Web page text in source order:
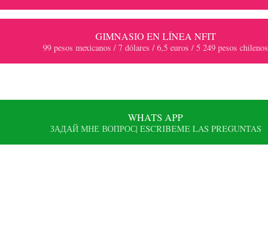
GIMNASIO EN LÍNEA NFIT
99 pesos mexicanos / 7 dólares / 6,5 euros / 5 249 pesos chilenos
WHATS APP
ЗАДАЙ МНЕ ВОПРОС| ESCRIBEME LAS PREGUNTAS